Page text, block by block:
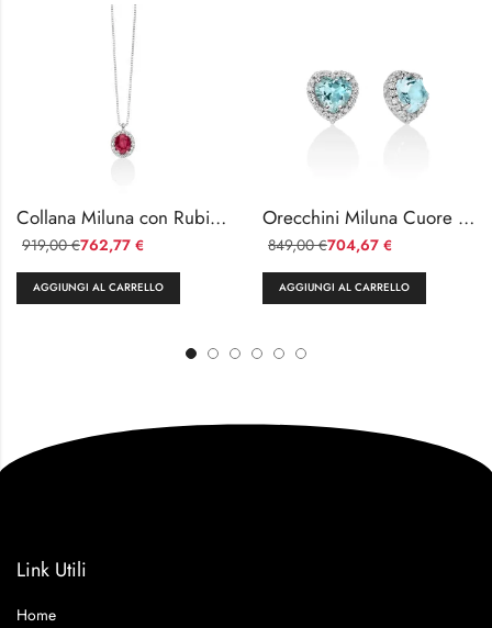
Collana Miluna con Rubino e Diamanti
762,77 €
919,00€
AGGIUNGI AL CARRELLO
Orecchini Miluna Cuore con Acquamarina e Diamanti
704,67 €
849,00€
AGGIUNGI AL CARRELLO
Link Utili
Home